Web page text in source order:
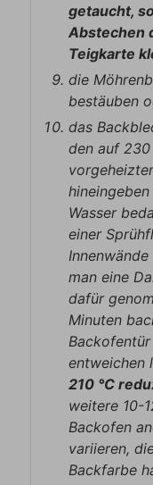
getaucht,
Abstechen
Teigkarte
die
bestäuben
das
den auf
Wasser
einer
man eine
dafür
Minuten
entweichen
210 °C
weitere 10-
Backofen
variieren,
Backfarbe